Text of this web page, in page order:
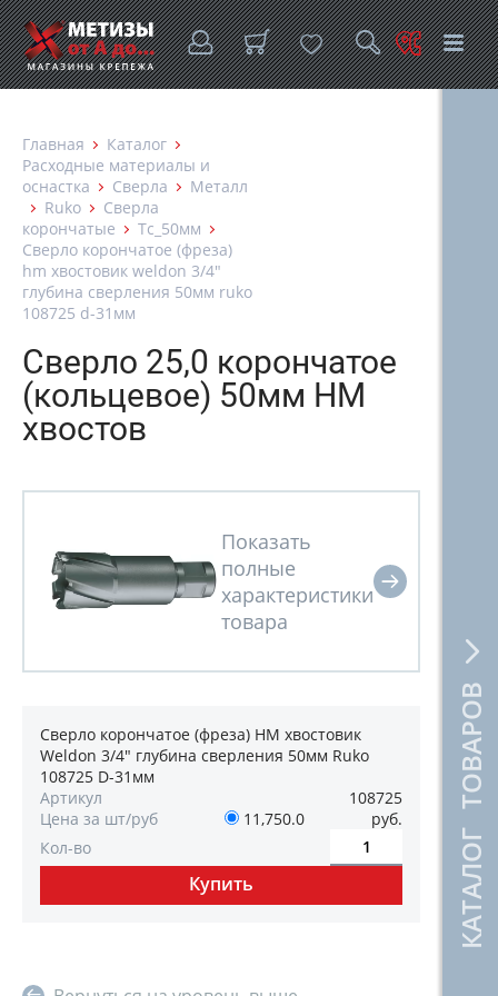
КАТАЛОГ ТОВАРОВ
Главная
Каталог
Расходные материалы и
оснастка
Сверла
Металл
Ruko
Сверла
корончатые
Tc_50мм
Сверло корончатое (фреза)
hm хвостовик weldon 3/4"
глубина сверления 50мм ruko
108725 d-31мм
Сверло 25,0 корончатое
(кольцевое) 50мм HM
хвостов
Сверло корончатое (фреза) HM хвостовик
Weldon 3/4" глубина сверления 50мм Ruko
108725 D-31мм
Артикул
108725
Цена за шт/руб
11,750.0
руб.
Кол-во